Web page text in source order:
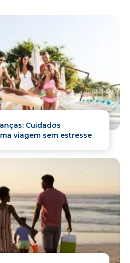
Cuidados
viagem sem estresse